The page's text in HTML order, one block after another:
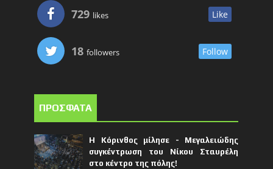
729 likes Like
18 followers Follow
ΠΡΟΣΦΑΤΑ
Η Κόρινθος μίλησε - Μεγαλειώδης
συγκέντρωση του Νίκου Σταυρέλη
στο κέντρο της πόλης!